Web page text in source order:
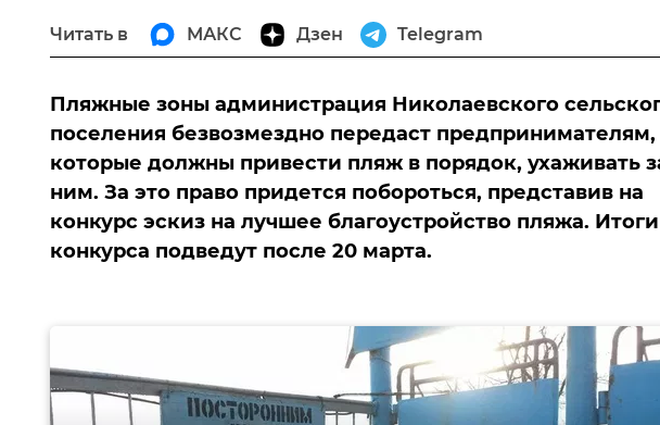
Читать в МАКС Дзен Telegram
Пляжные зоны администрация Николаевского
поселения безвозмездно передаст предпринимателям,
которые должны привести пляж в порядок, ухаживать
ним. За это право придется побороться, представив на
конкурс эскиз на лучшее благоустройство пляжа. Итоги
конкурса подведут после 20 марта.